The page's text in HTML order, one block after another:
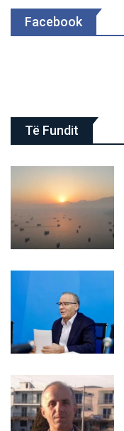
Facebook
Të Fundit